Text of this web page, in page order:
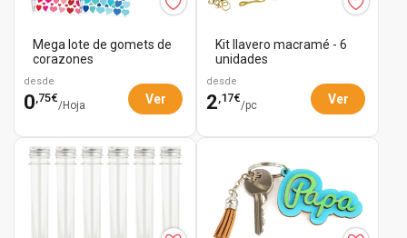
Mega lote de gomets de
corazones
desde
0 ,75€
/Hoja Ver
Kit llavero macramé - 6
unidades
desde
2 ,17€
/pc Ver